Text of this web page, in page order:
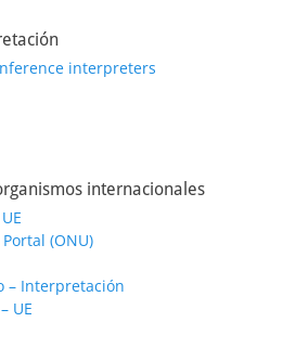
interpreters
internacionales
(ONU)
– Interpretación
UE